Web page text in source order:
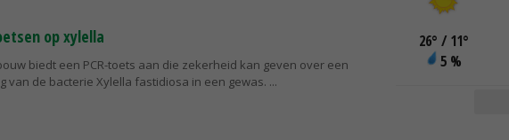
op xylella
biedt een PCR-toets aan die zekerheid kan geven over een
van de bacterie Xylella fastidiosa in een gewas.
26° / 11°
5 %